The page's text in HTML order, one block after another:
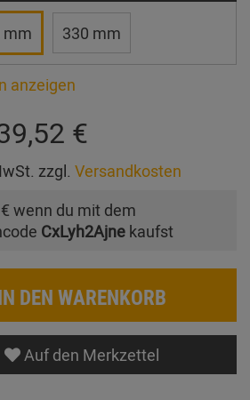
mm 330 mm
anzeigen
€
zzgl. Versandkosten
wenn du mit dem
CxLyh2Ajne kaufst
DEN WARENKORB
Auf den Merkzettel